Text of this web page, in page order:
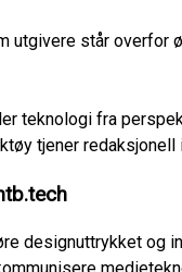
utgivere står overfor
teknologi fra
tjener
designuttrykket og